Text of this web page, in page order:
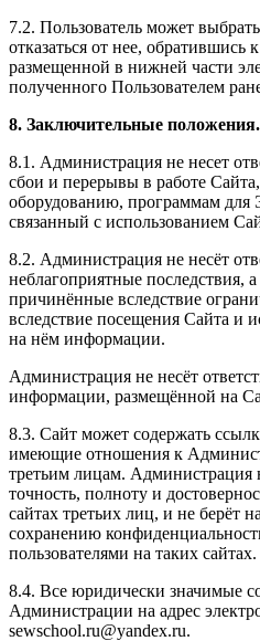
7.2. Пользователь может
отказаться от нее, обратившись
размещенной в нижней части
полученного Пользователем
8. Заключительные положения.
8.1. Администрация не несет
сбои и перерывы в работе
оборудованию, программам
связанный с использованием
8.2. Администрация не несёт
неблагоприятные последствия,
причинённые вследствие
вследствие посещения Сайта и
на нём информации.
Администрация не несёт
информации, размещённой на
8.3. Сайт может содержать
имеющие отношения к
третьим лицам. Администрация
точность, полноту и
сайтах третьих лиц, и не берёт
сохранению
пользователями на таких сайтах.
8.4. Все юридически значимые
Администрации на адрес
sewschool.ru@yandex.ru.